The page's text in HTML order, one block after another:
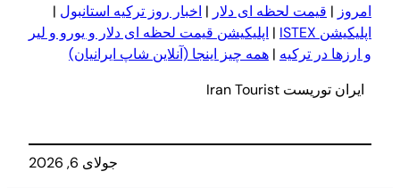
لحظه ای دلار|اخبار روز ترکیه استانبول|
|اپلیکیشن قیمت لحظه ای دلار و یورو و لیر
|همه چیز اینجا (آنلاین شاپ ایرانیان)